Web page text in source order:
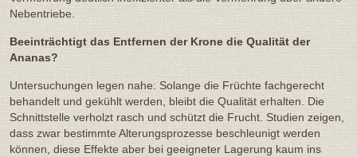
Nebentriebe.
Beeinträchtigt das Entfernen der Krone die Qualität der
Ananas?
Untersuchungen legen nahe: Solange die Früchte fachgerecht
behandelt und gekühlt werden, bleibt die Qualität erhalten. Die
Schnittstelle verholzt rasch und schützt die Frucht. Studien zeigen,
dass zwar bestimmte Alterungsprozesse beschleunigt werden
können, diese Effekte aber bei geeigneter Lagerung kaum ins